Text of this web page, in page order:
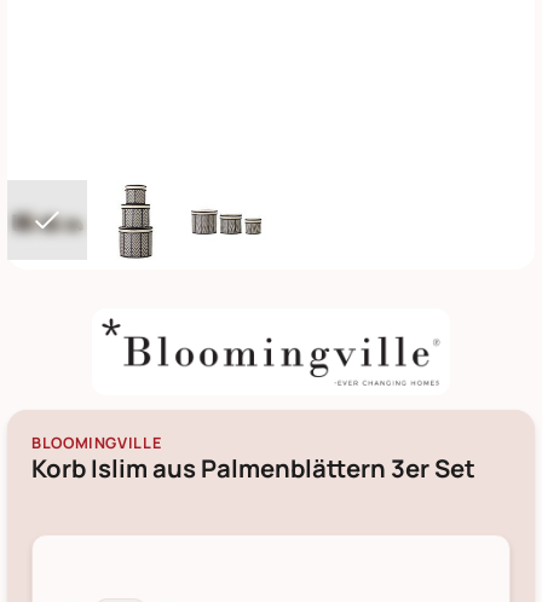
BLOOMINGVILLE
Korb Islim aus Palmenblättern 3er Set